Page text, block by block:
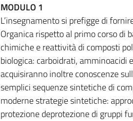
MODULO 1
L’insegnamento si prefigge di
Organica rispetto al primo corso di
chimiche e reattività di composti
biologica: carboidrati, amminoacidi
acquisiranno inoltre conoscenze
semplici sequenze sintetiche di
moderne strategie sintetiche:
protezione deprotezione di gruppi